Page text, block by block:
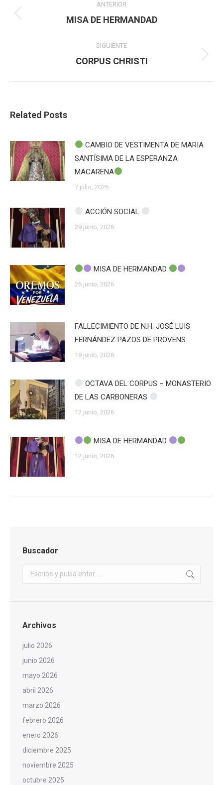
entre
ANTERIOR
Publicación
MISA DE HERMANDAD
SIGUIENTE
Publicación
CORPUS CHRISTI
Related Posts
CAMBIO DE VESTIMENTA DE MARIA
SANTÍSIMA DE LA ESPERANZA
MACARENA
7 julio, 2026
ACCIÓN SOCIAL
29 junio, 2026
MISA DE HERMANDAD
26 junio, 2026
FALLECIMIENTO DE N.H. JOSÉ LUIS
FERNÁNDEZ PAZOS DE PROVENS
19 junio, 2026
OCTAVA DEL CORPUS – MONASTERIO
DE LAS CARBONERAS
12 junio, 2026
MISA DE HERMANDAD
12 junio, 2026
Buscador
Buscar:
Archivos
julio 2026
junio 2026
mayo 2026
abril 2026
marzo 2026
febrero 2026
enero 2026
diciembre 2025
noviembre 2025
octubre 2025